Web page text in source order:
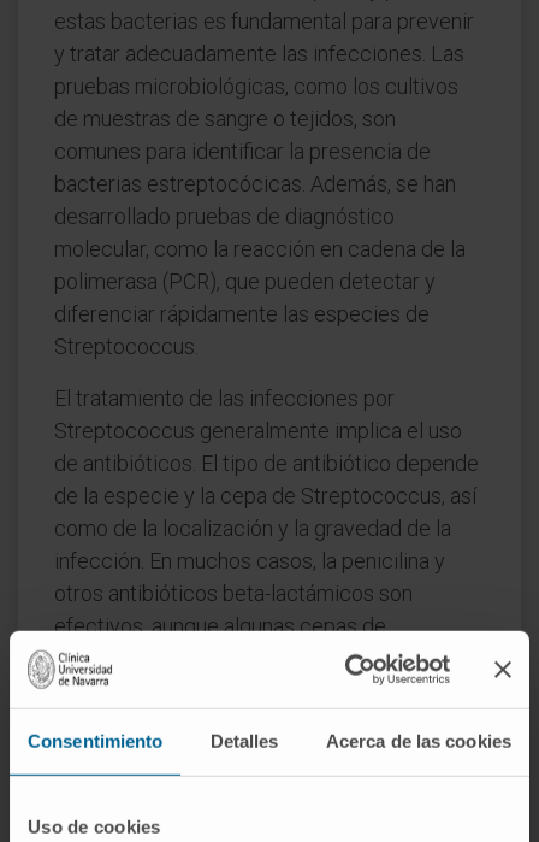
Consentimiento Detalles Acerca de las cookies
Uso de cookies
estas bacterias es fundamental para prevenir
y tratar adecuadamente las infecciones. Las
pruebas microbiológicas, como los cultivos
de muestras de sangre o tejidos, son
comunes para identificar la presencia de
bacterias estreptocócicas. Además, se han
desarrollado pruebas de diagnóstico
molecular, como la reacción en cadena de la
polimerasa (PCR), que pueden detectar y
diferenciar rápidamente las especies de
Streptococcus.
El tratamiento de las infecciones por
Streptococcus generalmente implica el uso
de antibióticos. El tipo de antibiótico depende
de la especie y la cepa de Streptococcus, así
como de la localización y la gravedad de la
infección. En muchos casos, la penicilina y
otros antibióticos beta-lactámicos son
efectivos, aunque algunas cepas de
Streptococcus han desarrollado resistencia a
estos medicamentos.
La resistencia a los antibióticos es un
problema creciente en el tratamiento de las